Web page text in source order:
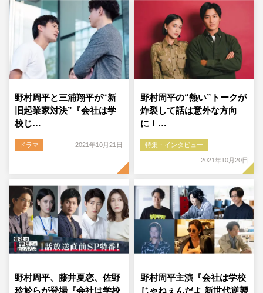
野村周平と三浦翔平が“新
旧起業家対決”『会社は学
校じ…
ドラマ 2021年10月21日
野村周平の“熱い”トークが
炸裂して話は意外な方向
に！…
特集・インタビュー
2021年10月20日
野村周平、藤井夏恋、佐野
玲於らが登場『会社は学校
野村周平主演『会社は学校
じゃねぇんだよ 新世代逆襲